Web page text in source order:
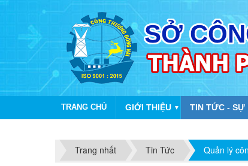
TRANG CHỦ GIỚI THIỆU ▼ TIN TỨC - SỰ
Trang nhất
Tin Tức Quản lý